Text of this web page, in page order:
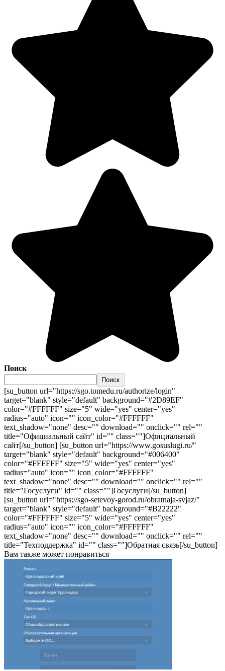
Поиск
Поиск
[su_button url="https://sgo.tomedu.ru/authorize/login"
target="blank" style="default" background="#2D89EF"
color="#FFFFFF" size="5" wide="yes" center="yes"
radius="auto" icon="" icon_color="#FFFFFF"
text_shadow="none" desc="" download="" onclick="" rel=""
title="Официальный сайт" id="" class=""]Официальный
сайт[/su_button] [su_button url="https://www.gosuslugi.ru/"
target="blank" style="default" background="#006400"
color="#FFFFFF" size="5" wide="yes" center="yes"
radius="auto" icon="" icon_color="#FFFFFF"
text_shadow="none" desc="" download="" onclick="" rel=""
title="Госуслуги" id="" class=""]Госуслуги[/su_button]
[su_button url="https://sgo-setevoy-gorod.ru/obratnaja-svjaz/"
target="blank" style="default" background="#B22222"
color="#FFFFFF" size="5" wide="yes" center="yes"
radius="auto" icon="" icon_color="#FFFFFF"
text_shadow="none" desc="" download="" onclick="" rel=""
title="Техподдержка" id="" class=""]Обратная связь[/su_button]
Вам также может понравиться